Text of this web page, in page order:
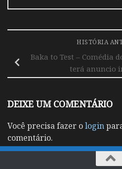
HISTÓRIA
Baka to Test – Comédia
terá anuncio
DEIXE UM COMENTÁRIO
Você precisa fazer ologin
comentário.